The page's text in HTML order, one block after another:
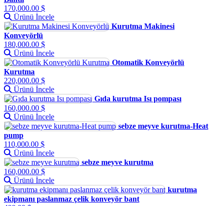
170,000.00 $
Ürünü İncele
Kurutma Makinesi
Konveyörlü
180,000.00 $
Ürünü İncele
Otomatik Konveyörlü
Kurutma
220,000.00 $
Ürünü İncele
Gıda kurutma Isı pompası
160,000.00 $
Ürünü İncele
sebze meyve kurutma-Heat
pump
110,000.00 $
Ürünü İncele
sebze meyve kurutma
160,000.00 $
Ürünü İncele
kurutma
ekipmanı paslanmaz çelik konveyör bant